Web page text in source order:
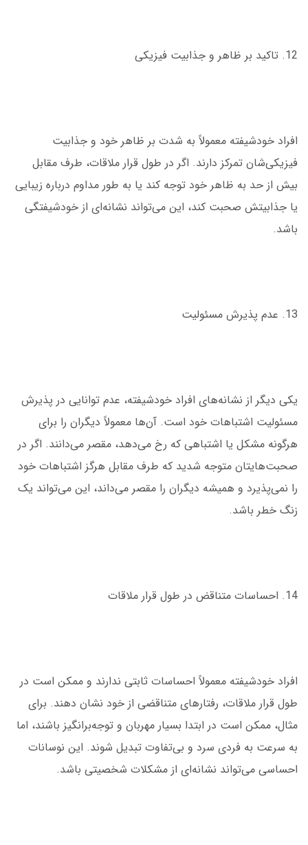
12. تاکید بر ظاهر و جذابیت فیزیکی
افراد خودشیفته معمولاً به شدت بر ظاهر خود و جذابیت
فیزیکی‌شان تمرکز دارند. اگر در طول قرار ملاقات، طرف مقابل
بیش از حد به ظاهر خود توجه کند یا به طور مداوم درباره زیبایی
یا جذابیتش صحبت کند، این می‌تواند نشانه‌ای از خودشیفتگی
باشد.
13. عدم پذیرش مسئولیت
یکی دیگر از نشانه‌های افراد خودشیفته، عدم توانایی در پذیرش
مسئولیت اشتباهات خود است. آن‌ها معمولاً دیگران را برای
هرگونه مشکل یا اشتباهی که رخ می‌دهد، مقصر می‌دانند. اگر در
صحبت‌هایتان متوجه شدید که طرف مقابل هرگز اشتباهات خود
را نمی‌پذیرد و همیشه دیگران را مقصر می‌داند، این می‌تواند یک
زنگ خطر باشد.
14. احساسات متناقض در طول قرار ملاقات
افراد خودشیفته معمولاً احساسات ثابتی ندارند و ممکن است در
طول قرار ملاقات، رفتارهای متناقضی از خود نشان دهند. برای
مثال، ممکن است در ابتدا بسیار مهربان و توجه‌بر‌انگیز باشند، اما
به سرعت به فردی سرد و بی‌تفاوت تبدیل شوند. این نوسانات
احساسی می‌تواند نشانه‌ای از مشکلات شخصیتی باشد.